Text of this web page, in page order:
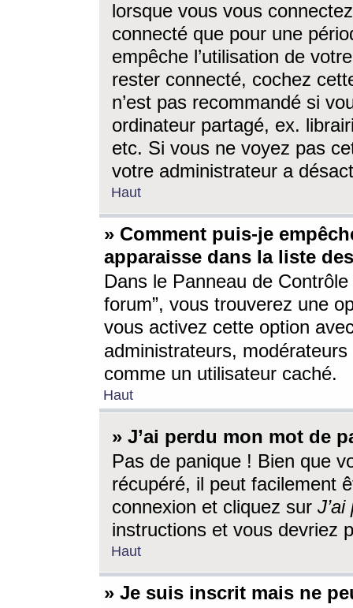
lorsque vous vous
connecté que pour une
empêche l’utilisation de
rester connecté, cochez
n’est pas recommandé si
ordinateur partagé, ex.
etc. Si vous ne voyez pas
votre administrateur a
Haut
» Comment puis-je
apparaisse dans la liste
Dans le Panneau de
forum”, vous trouverez une
vous activez cette option
administrateurs,
comme un utilisateur caché.
Haut
» J’ai perdu mon mot de
Pas de panique ! Bien que
récupéré, il peut facilement
connexion et cliquez sur
instructions et vous devriez
Haut
» Je suis inscrit mais ne